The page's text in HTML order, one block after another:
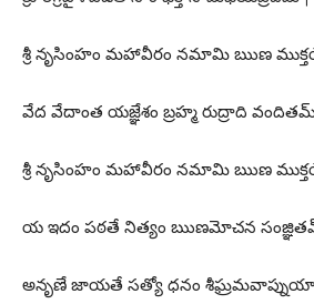
శ్రీ నృసింహం మహావీరం నమామి ఋణ
వేద వేదాంత యజ్ఞేశం బ్రహ్మ రుద్రాది వందితమ్
శ్రీ నృసింహం మహావీరం నమామి ఋణ
య ఇదం పఠతే నిత్యం ఋణమోచన
అనృణే జాయతే సత్యో ధనం